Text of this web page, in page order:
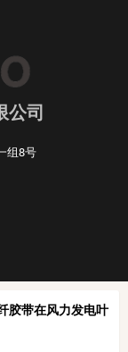
公司
组8号
胶带在风力发电叶